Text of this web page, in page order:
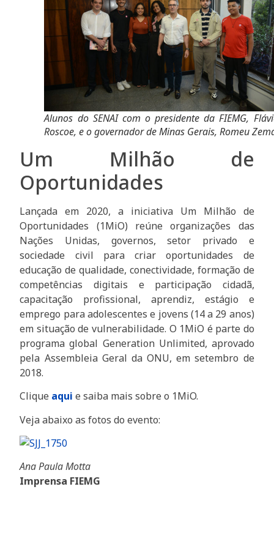
Alunos do SENAI com o presidente da FIEMG,
Roscoe, e o governador de Minas Gerais, Romeu
Um Milhão de
Oportunidades
Lançada em 2020, a iniciativa Um Milhão de
Oportunidades (1MiO) reúne organizações das
Nações Unidas, governos, setor privado e
sociedade civil para criar oportunidades de
educação de qualidade, conectividade, formação de
competências digitais e participação cidadã,
capacitação profissional, aprendiz, estágio e
emprego para adolescentes e jovens (14 a 29 anos)
em situação de vulnerabilidade. O 1MiO é parte do
programa global Generation Unlimited, aprovado
pela Assembleia Geral da ONU, em setembro de
2018.
Clique aqui e saiba mais sobre o 1MiO.
Veja abaixo as fotos do evento:
Ana Paula Motta
Imprensa FIEMG